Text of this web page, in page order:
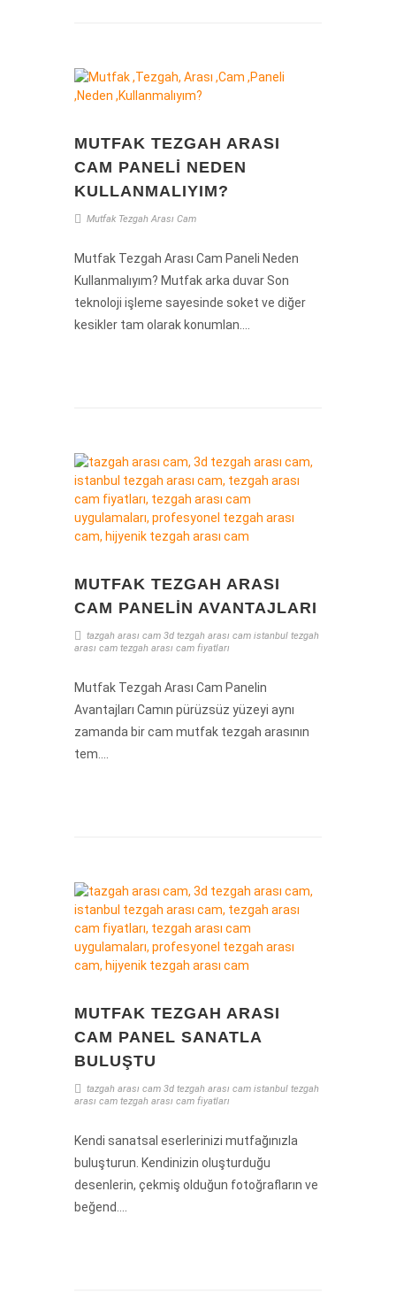
MUTFAK TEZGAH ARASI
CAM PANELI NEDEN
KULLANMALIYIM?
Mutfak Tezgah Arası Cam
Mutfak Tezgah Arası Cam Paneli Neden
Kullanmalıyım? Mutfak arka duvar Son
teknoloji işleme sayesinde soket ve diğer
kesikler tam olarak konumlan....
MUTFAK TEZGAH ARASI
CAM PANELIN AVANTAJLARI
tazgah arası cam 3d tezgah arası cam istanbul tezgah
arası cam tezgah arası cam fiyatları
Mutfak Tezgah Arası Cam Panelin
Avantajları Camın pürüzsüz yüzeyi aynı
zamanda bir cam mutfak tezgah arasının
tem....
MUTFAK TEZGAH ARASI
CAM PANEL SANATLA
BULUŞTU
tazgah arası cam 3d tezgah arası cam istanbul tezgah
arası cam tezgah arası cam fiyatları
Kendi sanatsal eserlerinizi mutfağınızla
buluşturun. Kendinizin oluşturduğu
desenlerin, çekmiş olduğun fotoğrafların ve
beğend....